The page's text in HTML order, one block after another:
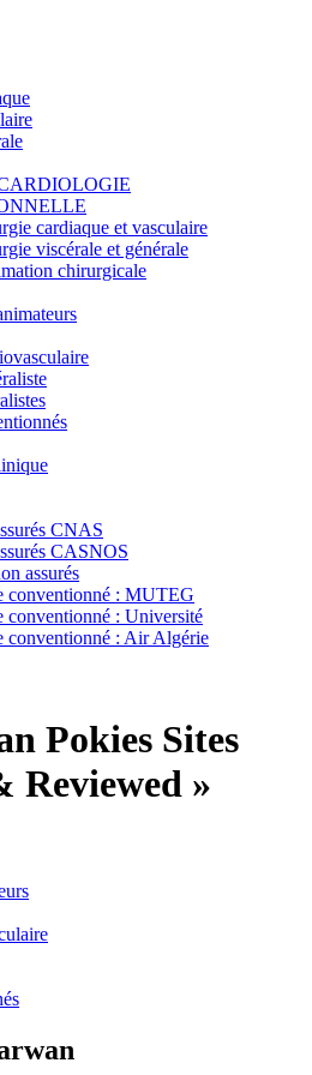
cardiaque et vasculaire
viscérale et générale
chirurgicale
CNAS
CASNOS
assurés
conventionné : MUTEG
conventionné : Université
conventionné : Air Algérie
Pokies Sites
Reviewed »